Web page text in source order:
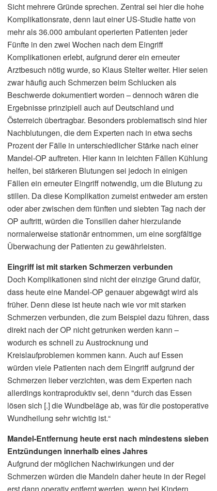
Sicht mehrere Gründe sprechen. Zentral sei hier die hohe
Komplikationsrate, denn laut einer US-Studie hatte von
mehr als 36.000 ambulant operierten Patienten jeder
Fünfte in den zwei Wochen nach dem Eingriff
Komplikationen erlebt, aufgrund derer ein erneuter
Arztbesuch nötig wurde, so Klaus Stelter weiter. Hier seien
zwar häufig auch Schmerzen beim Schlucken als
Beschwerde dokumentiert worden – dennoch wären die
Ergebnisse prinzipiell auch auf Deutschland und
Österreich übertragbar. Besonders problematisch sind hier
Nachblutungen, die dem Experten nach in etwa sechs
Prozent der Fälle in unterschiedlicher Stärke nach einer
Mandel-OP auftreten. Hier kann in leichten Fällen Kühlung
helfen, bei stärkeren Blutungen sei jedoch in einigen
Fällen ein erneuter Eingriff notwendig, um die Blutung zu
stillen. Da diese Komplikation zumeist entweder am ersten
oder aber zwischen dem fünften und siebten Tag nach der
OP auftritt, würden die Tonsillen daher hierzulande
normalerweise stationär entnommen, um eine sorgfältige
Überwachung der Patienten zu gewährleisten.
Eingriff ist mit starken Schmerzen verbunden
Doch Komplikationen sind nicht der einzige Grund dafür,
dass heute eine Mandel-OP genauer abgewägt wird als
früher. Denn diese ist heute nach wie vor mit starken
Schmerzen verbunden, die zum Beispiel dazu führen, dass
direkt nach der OP nicht getrunken werden kann –
wodurch es schnell zu Austrocknung und
Kreislaufproblemen kommen kann. Auch auf Essen
würden viele Patienten nach dem Eingriff aufgrund der
Schmerzen lieber verzichten, was dem Experten nach
allerdings kontraproduktiv sei, denn "durch das Essen
lösen sich [.] die Wundbeläge ab, was für die postoperative
Wundheilung sehr wichtig ist.“
Mandel-Entfernung heute erst nach mindestens sieben
Entzündungen innerhalb eines Jahres
Aufgrund der möglichen Nachwirkungen und der
Schmerzen würden die Mandeln daher heute in der Regel
erst dann operativ entfernt werden, wenn bei Kindern